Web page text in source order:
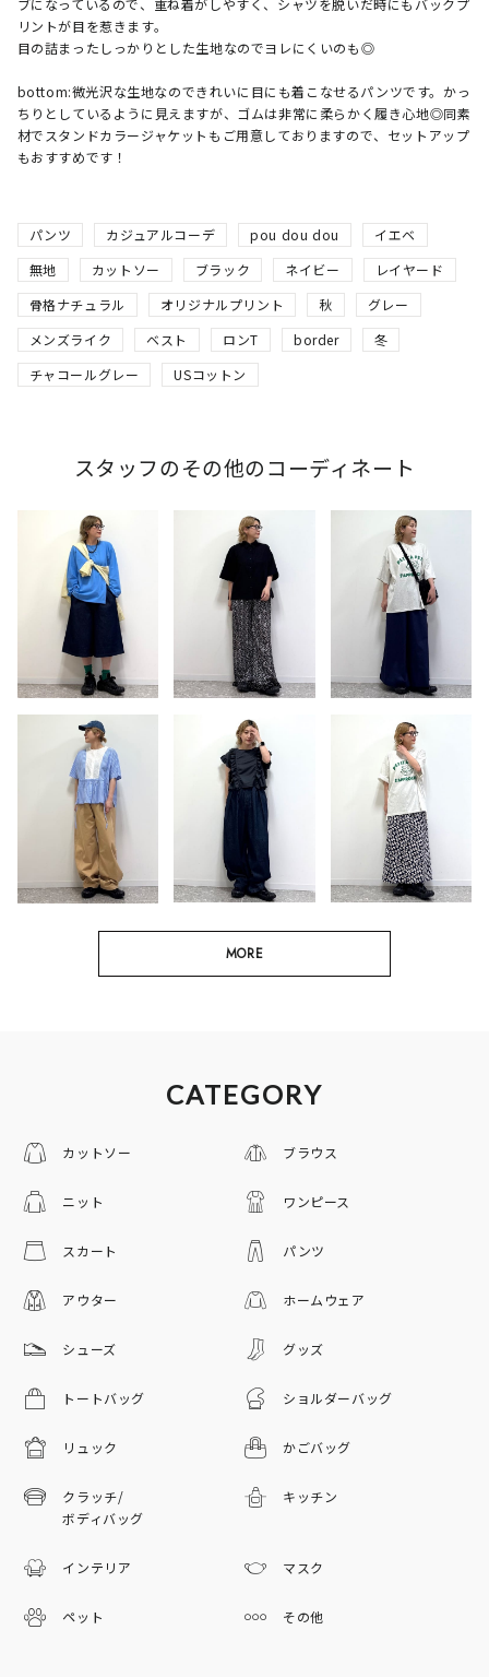
ブになっているので、重ね着がしやすく、シャツを脱いだ時にもバックプ
リントが目を惹きます。
目の詰まったしっかりとした生地なのでヨレにくいのも◎
bottom:微光沢な生地なのできれいに目にも着こなせるパンツです。かっ
ちりとしているように見えますが、ゴムは非常に柔らかく履き心地◎同素
材でスタンドカラージャケットもご用意しておりますので、セットアップ
もおすすめです！
パンツ カジュアルコーデ pou dou dou
イエベ
無地
カットソー ブラック ネイビー
レイヤード
骨格ナチュラル
オリジナルプリント 秋
グレー
メンズライク
ベスト ロンT border
冬
チャコールグレー
USコットン
スタッフのその他のコーディネート
MORE
CATEGORY
カットソー ブラウス
ニット ワンピース
スカート パンツ
アウター ホームウェア
シューズ グッズ
トートバッグ ショルダーバッグ
リュック かごバッグ
クラッチ/
ボディバッグ
キッチン
インテリア マスク
ペット その他